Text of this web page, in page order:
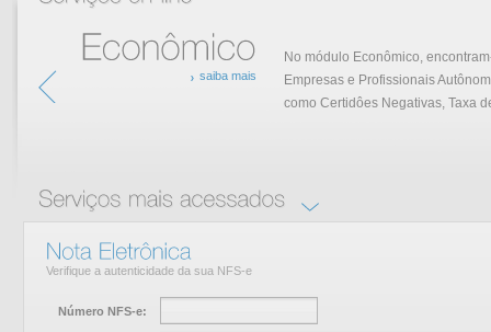
saiba mais
No módulo Econômico,
Empresas e Profissionais
como Certidôes Negativas, Taxa
Verifique a autenticidade da sua NFS-e
Número NFS-e: